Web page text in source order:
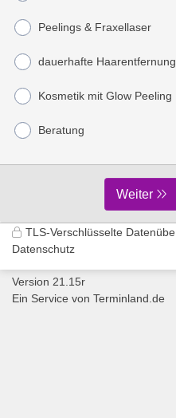
Peelings & Fraxellaser
dauerhafte
Kosmetik mit Glow Peeling
Beratung
Weiter
TLS-Verschlüsselte
Datenschutz
Version 21.15r
Ein Service von Terminland.de